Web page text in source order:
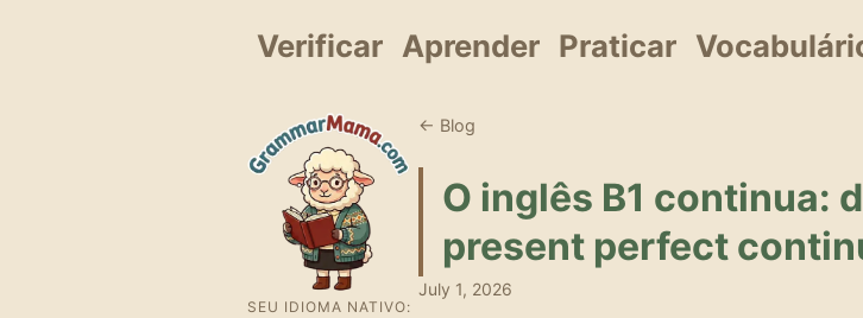
Verificar Aprender Praticar
SEU IDIOMA NATIVO:
← Blog
O inglês B1 continua:
present perfect
July 1, 2026